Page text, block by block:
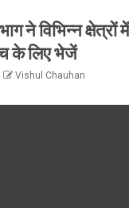
ने विभिन्न क्षेत्रों
के लिए भेजें
Vishul Chauhan